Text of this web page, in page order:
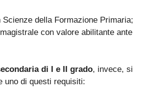
Scienze della Formazione Primaria;
con valore abilitante ante
di I e II grado, invece, si
uno di questi requisiti: